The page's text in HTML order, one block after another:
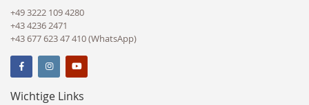
+49 3222 109 4280
+43 4236 2471
+43 677 623 47 410 (WhatsApp)
Wichtige Links